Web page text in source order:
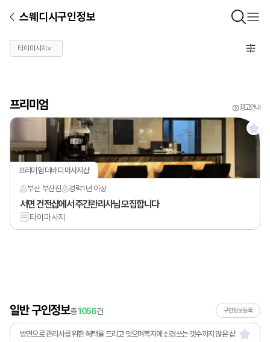
스웨디시구인정보
타이마사지 ×
프리미엄 광고안내
프리미엄 더바디 마사지샵
부산 부산진
경력1년 이상
서면 건전샵에서 주간관리사님 모집합니다
타이마사지
일반 구인정보총1056건 구인정보등록
방면으로 관리사를 위한 혜택을 드리고 잇으며복지에 신경쓰는 갯수까지 많은 샵